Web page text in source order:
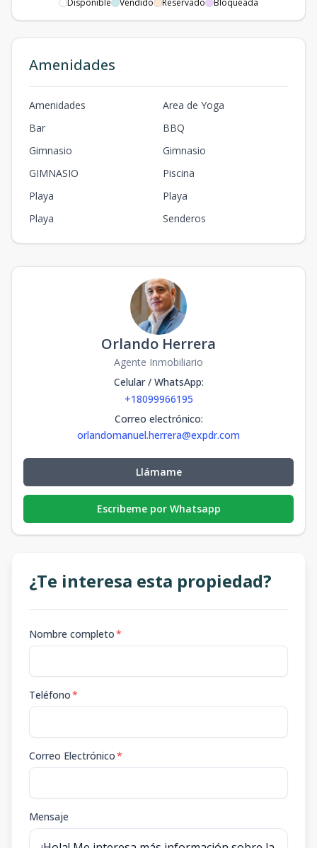
Disponible Vendido Reservado Bloqueada
Amenidades
Amenidades
Area de Yoga
Bar
BBQ
Gimnasio
Gimnasio
GIMNASIO
Piscina
Playa
Playa
Playa
Senderos
Orlando Herrera
Agente Inmobiliario
Celular / WhatsApp:
+18099966195
Correo electrónico:
orlandomanuel.herrera@expdr.com
Llámame
Escribeme por Whatsapp
¿Te interesa esta propiedad?
Nombre completo*
Teléfono*
Correo Electrónico*
Mensaje